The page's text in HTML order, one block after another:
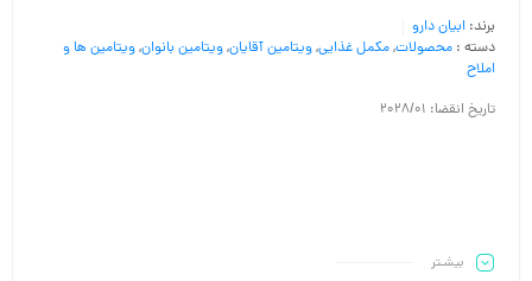
برند: ابیان دارو
دسته : محصولات,مکمل غذایی,ویتامین آقایان,ویتامین بانوان,ویتامین ها و
املاح
تاریخ انقضا: 2028/01
بیشـتر